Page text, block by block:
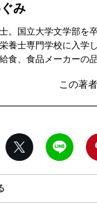
み
。国立大学文学部を
養士専門学校に入学
食、食品メーカーの
するほか、栄養・健康
この著
Facebook X（旧twitter
LINE